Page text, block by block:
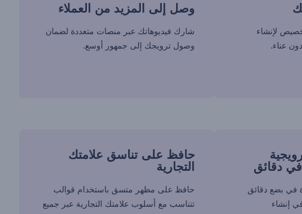
لإنشاء
عناء.
وصل إلى المزيد من العملاء
شارك فيديوهاتك عبر منصات متعددة لضمان
وصول ترويجك إلى جمهور أوسع.
دقائق
في بضع دقائق
إنشاء
حافظ على تناسق علامتك
التجارية
حافظ على مظهر متسق باستخدام قوالب
تتناسب مع أسلوب علامتك التجارية عبر جميع